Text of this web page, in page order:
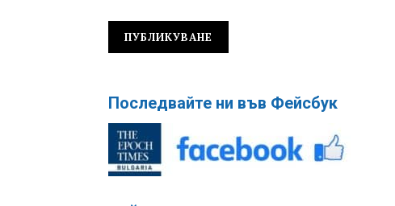
Последвайте ни във Фейсбук